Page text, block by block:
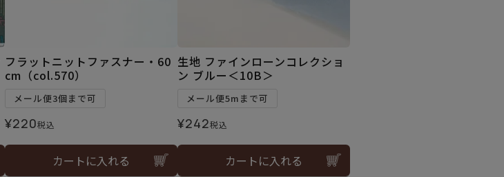
フラットニットファスナー・60
cm（col.570）
メール便3個まで可
¥220税込
カートに入れる
生地 ファインローンコレクショ
ン ブルー＜10B＞
メール便5mまで可
¥242税込
カートに入れる